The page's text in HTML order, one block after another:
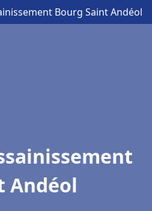
Bourg Saint Andéol
Andéol